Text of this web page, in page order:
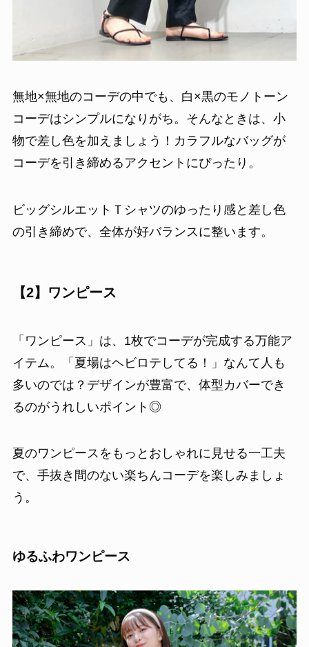
無地×無地のコーデの中でも、白×黒のモノトーン
コーデはシンプルになりがち。そんなときは、小
物で差し色を加えましょう！カラフルなバッグが
コーデを引き締めるアクセントにぴったり。
ビッグシルエットＴシャツのゆったり感と差し色
の引き締めで、全体が好バランスに整います。
【2】ワンピース
「ワンピース」は、1枚でコーデが完成する万能ア
イテム。「夏場はヘビロテしてる！」なんて人も
多いのでは？デザインが豊富で、体型カバーでき
るのがうれしいポイント◎
夏のワンピースをもっとおしゃれに見せる一工夫
で、手抜き間のない楽ちんコーデを楽しみましょ
う。
ゆるふわワンピース